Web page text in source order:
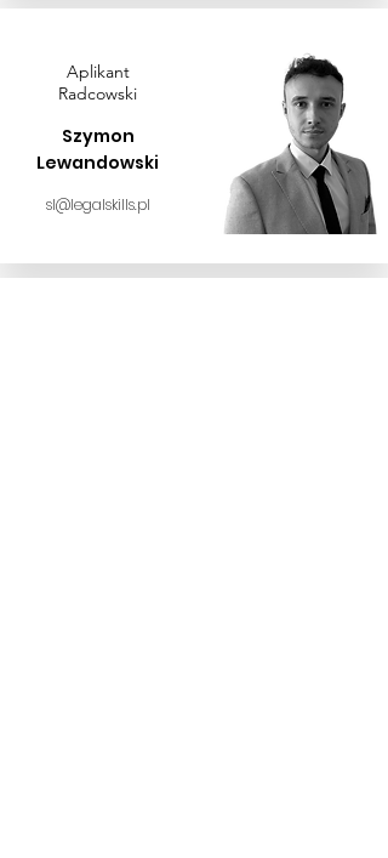
Aplikant
Radcowski
Szymon
Lewandowski
sl@legalskills.pl